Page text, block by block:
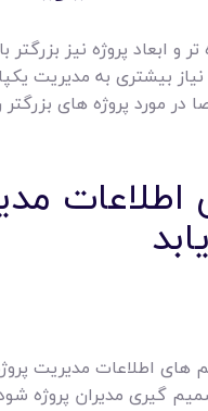
و ابعاد پروژه نیز
بیشتری به مدیریت
در مورد پروژه های
اطلاعات مدیریت
گیری مدیران پروژه